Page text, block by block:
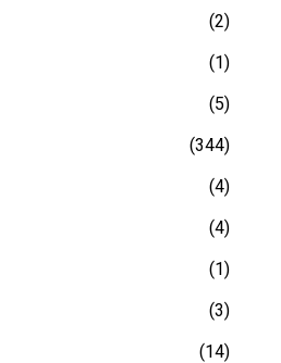
(2)
(1)
(5)
(344)
(4)
(4)
(1)
(3)
(14)